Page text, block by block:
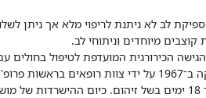
לב לא ניתנת לריפוי מלא אך ניתן
מיוחדים וניתוחי לב.
הכירורגית המועדפת לטיפול
בוצעה בדרום אפריקה ב־1967 על ידי צוות